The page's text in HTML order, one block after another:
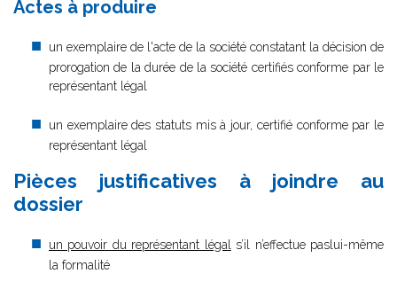
Actes à produire
un exemplaire de l'acte de la société constatant la décision de
prorogation de la durée de la société certifiés conforme par le
représentant légal
un exemplaire des statuts mis à jour, certifié conforme par le
représentant légal
Pièces justificatives à joindre au
dossier
un pouvoir du représentant légal
s’il n’effectue paslui-même
la formalité